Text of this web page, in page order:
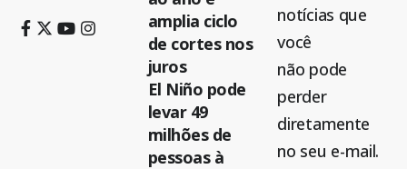
amplia ciclo
de cortes nos
juros
El Niño pode
levar 49
milhões de
pessoas à
notícias que
você
não pode
perder
diretamente
no seu e-mail.